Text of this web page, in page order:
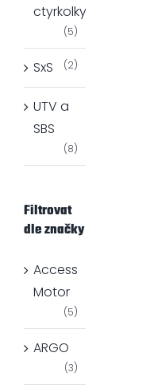
ctyrkolky
(5)
SxS (2)
UTV a
SBS
(8)
Filtrovat
dle značky
Access
Motor
(5)
ARGO
(3)